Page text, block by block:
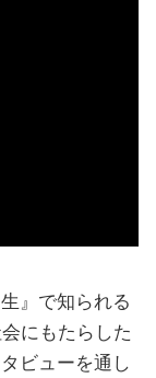
』で知られる
にもたらした
ビューを通し